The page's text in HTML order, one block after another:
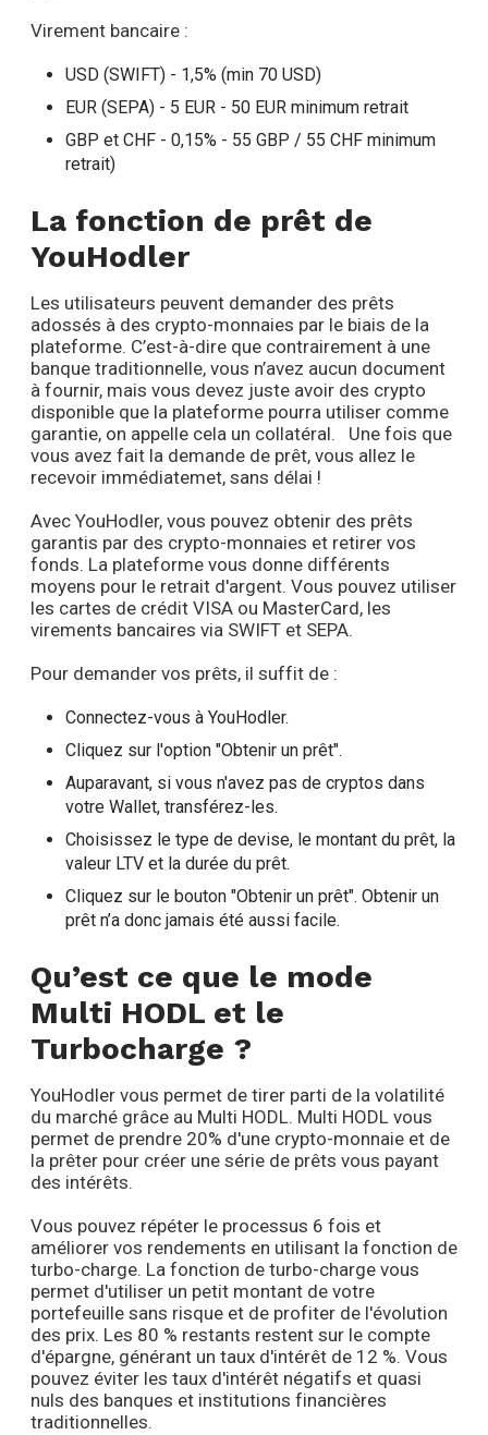
Virement bancaire :
USD (SWIFT) - 1,5% (min 70 USD)
EUR (SEPA) - 5 EUR - 50 EUR minimum retrait
GBP et CHF - 0,15% - 55 GBP / 55 CHF minimum
retrait)
La fonction de prêt de
YouHodler
Les utilisateurs peuvent demander des prêts
adossés à des crypto-monnaies par le biais de la
plateforme. C’est-à-dire que contrairement à une
banque traditionnelle, vous n’avez aucun document
à fournir, mais vous devez juste avoir des crypto
disponible que la plateforme pourra utiliser comme
garantie, on appelle cela un collatéral. Une fois que
vous avez fait la demande de prêt, vous allez le
recevoir immédiatemet, sans délai !
Avec YouHodler, vous pouvez obtenir des prêts
garantis par des crypto-monnaies et retirer vos
fonds. La plateforme vous donne différents
moyens pour le retrait d'argent. Vous pouvez utiliser
les cartes de crédit VISA ou MasterCard, les
virements bancaires via SWIFT et SEPA.
Pour demander vos prêts, il suffit de :
Connectez-vous à YouHodler.
Cliquez sur l'option "Obtenir un prêt".
Auparavant, si vous n'avez pas de cryptos dans
votre Wallet, transférez-les.
Choisissez le type de devise, le montant du prêt, la
valeur LTV et la durée du prêt.
Cliquez sur le bouton "Obtenir un prêt". Obtenir un
prêt n’a donc jamais été aussi facile.
Qu’est ce que le mode
Multi HODL et le
Turbocharge ?
YouHodler vous permet de tirer parti de la volatilité
du marché grâce au Multi HODL. Multi HODL vous
permet de prendre 20% d'une crypto-monnaie et de
la prêter pour créer une série de prêts vous payant
des intérêts.
Vous pouvez répéter le processus 6 fois et
améliorer vos rendements en utilisant la fonction de
turbo-charge. La fonction de turbo-charge vous
permet d'utiliser un petit montant de votre
portefeuille sans risque et de profiter de l'évolution
des prix. Les 80 % restants restent sur le compte
d'épargne, générant un taux d'intérêt de 12 %. Vous
pouvez éviter les taux d'intérêt négatifs et quasi
nuls des banques et institutions financières
traditionnelles.